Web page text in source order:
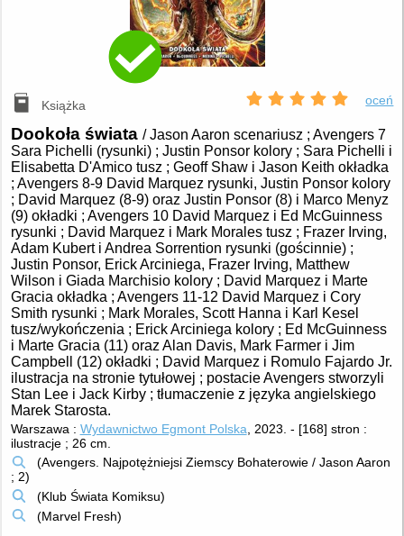
Książka oceń
Dookoła świata / Jason Aaron scenariusz ; Avengers 7
Sara Pichelli (rysunki) ; Justin Ponsor kolory ; Sara Pichelli i
Elisabetta D'Amico tusz ; Geoff Shaw i Jason Keith okładka
; Avengers 8-9 David Marquez rysunki, Justin Ponsor kolory
; David Marquez (8-9) oraz Justin Ponsor (8) i Marco Menyz
(9) okładki ; Avengers 10 David Marquez i Ed McGuinness
rysunki ; David Marquez i Mark Morales tusz ; Frazer Irving,
Adam Kubert i Andrea Sorrention rysunki (gościnnie) ;
Justin Ponsor, Erick Arciniega, Frazer Irving, Matthew
Wilson i Giada Marchisio kolory ; David Marquez i Marte
Gracia okładka ; Avengers 11-12 David Marquez i Cory
Smith rysunki ; Mark Morales, Scott Hanna i Karl Kesel
tusz/wykończenia ; Erick Arciniega kolory ; Ed McGuinness
i Marte Gracia (11) oraz Alan Davis, Mark Farmer i Jim
Campbell (12) okładki ; David Marquez i Romulo Fajardo Jr.
ilustracja na stronie tytułowej ; postacie Avengers stworzyli
Stan Lee i Jack Kirby ; tłumaczenie z języka angielskiego
Marek Starosta.
Warszawa : Wydawnictwo Egmont Polska , 2023. - [168] stron :
ilustracje ; 26 cm.
(Avengers. Najpotężniejsi Ziemscy Bohaterowie / Jason Aaron
; 2)
(Klub Świata Komiksu)
(Marvel Fresh)